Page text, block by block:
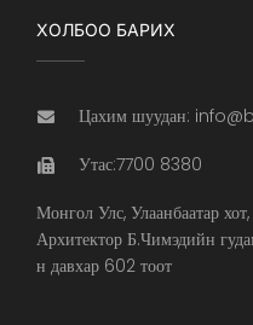
ХОЛБОО БАРИХ
Цахим шуудан:
Утас:7700 8380
Монгол Улс, Улаанбаатар
Архитектор Б.Чимэдийн
н давхар 602 тоот